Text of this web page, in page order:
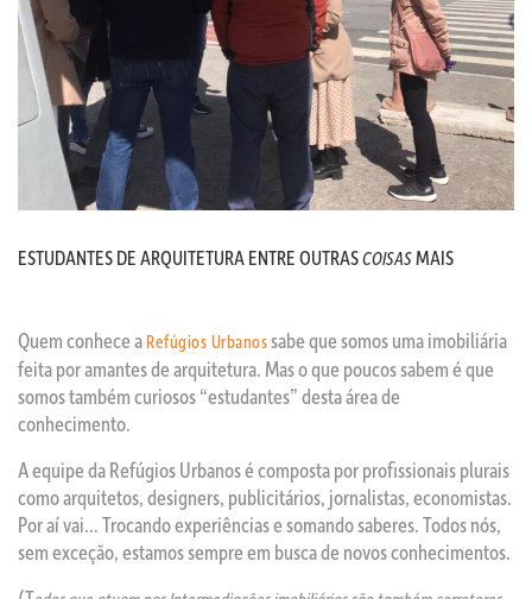
ESTUDANTES DE ARQUITETURA ENTRE OUTRASCOISASMAIS
Quem conhece a Refúgios Urbanossabe que somos uma imobiliária
feita por amantes de arquitetura. Mas o que poucos sabem é que
somos também curiosos “estudantes” desta área de
conhecimento.
A equipe da Refúgios Urbanos é composta por profissionais plurais
como arquitetos, designers, publicitários, jornalistas, economistas.
Por aí vai… Trocando experiências e somando saberes. Todos nós,
sem exceção, estamos sempre em busca de novos conhecimentos.